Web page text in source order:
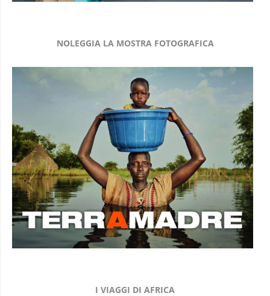
NOLEGGIA LA MOSTRA FOTOGRAFICA
I VIAGGI DI AFRICA